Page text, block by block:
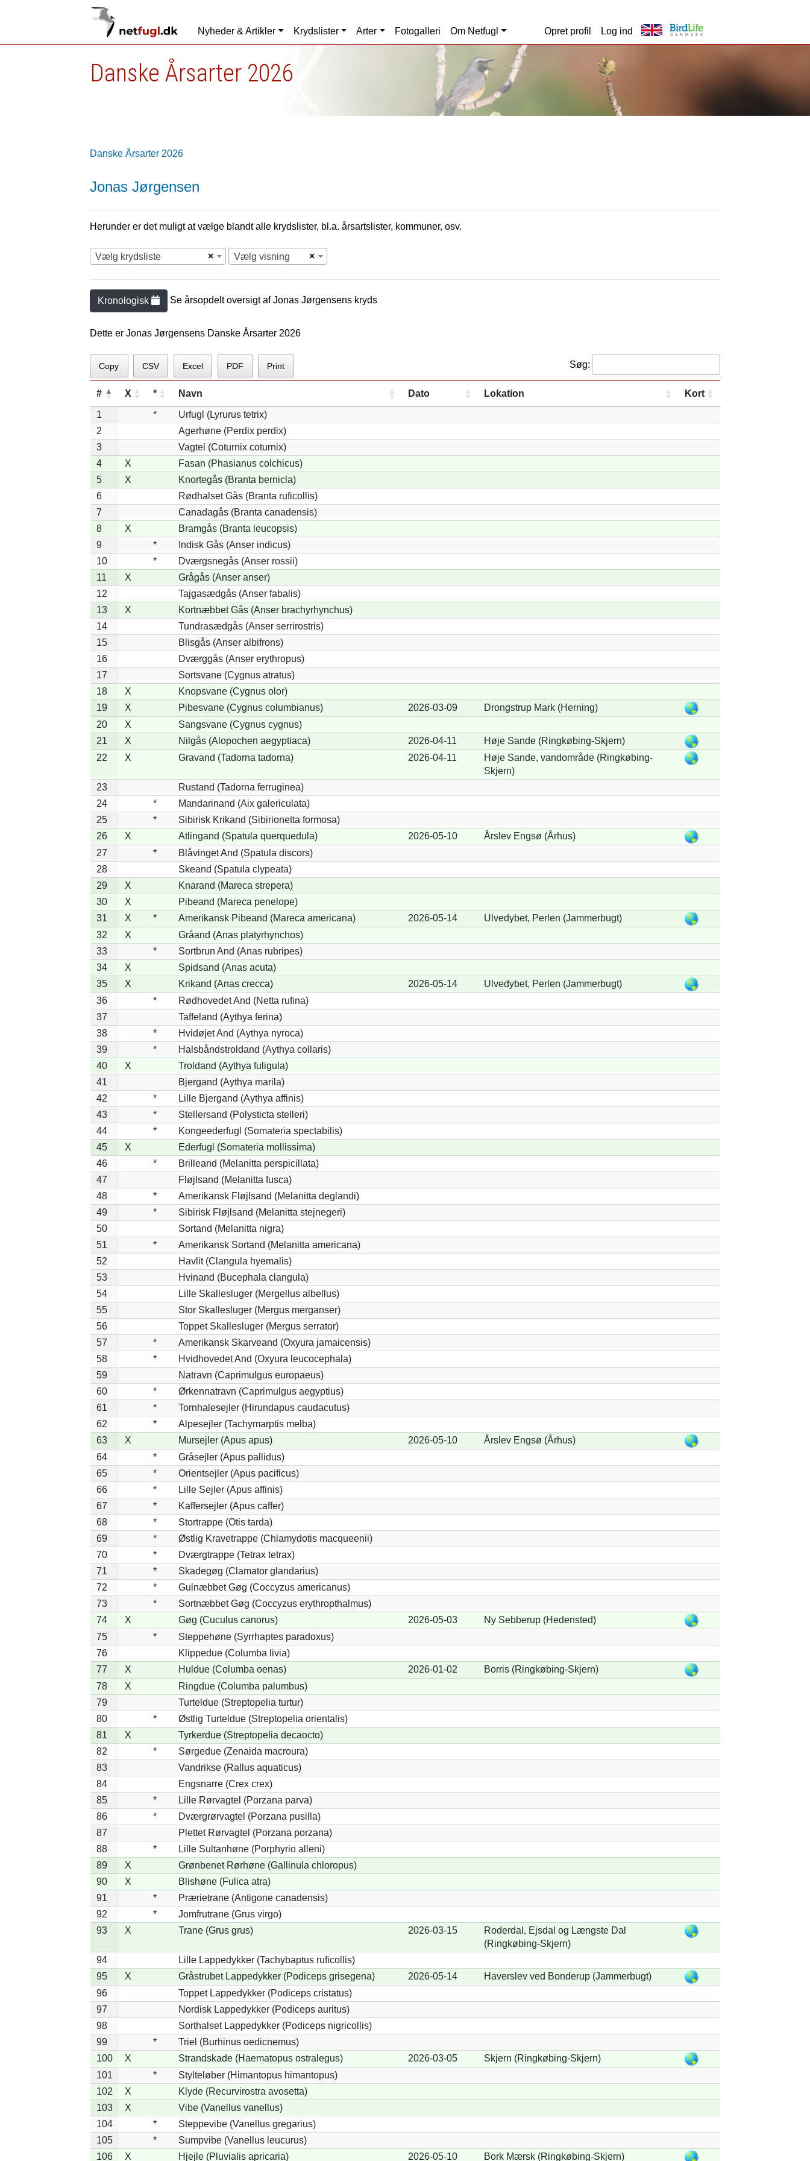
Nyheder & Artikler Krydslister Arter Fotogalleri Om Netfugl Opret profil Log ind
Danske Årsarter 2026
Danske Årsarter 2026
Jonas Jørgensen
Herunder er det muligt at vælge blandt alle krydslister, bl.a. årsartslister, kommuner, osv.
×
Vælg krydsliste ×
Vælg visning
Kronologisk Se årsopdelt oversigt afJonas Jørgensens kryds
Dette er Jonas Jørgensens Danske Årsarter 2026
Copy CSV Excel PDF Print Søg:
# X * Navn Dato Lokation Kort
1 *
Urfugl (Lyrurus tetrix)
2
Agerhøne (Perdix perdix)
3
Vagtel (Coturnix coturnix)
4
X
Fasan (Phasianus colchicus)
5
X
Knortegås (Branta bernicla)
6
Rødhalset Gås (Branta ruficollis)
7
Canadagås (Branta canadensis)
8
X
Bramgås (Branta leucopsis)
9
*
Indisk Gås (Anser indicus)
10
*
Dværgsnegås (Anser rossii)
11
X
Grågås (Anser anser)
12
Tajgasædgås (Anser fabalis)
13
X
Kortnæbbet Gås (Anser brachyrhynchus)
14
Tundrasædgås (Anser serrirostris)
15
Blisgås (Anser albifrons)
16
Dværggås (Anser erythropus)
17
Sortsvane (Cygnus atratus)
18
X
Knopsvane (Cygnus olor)
19
X Pibesvane (Cygnus columbianus) 2026-03-09
Drongstrup Mark (Herning)
20
X
Sangsvane (Cygnus cygnus)
21
X Nilgås (Alopochen aegyptiaca) 2026-04-11
Høje Sande (Ringkøbing-Skjern)
22
X Gravand (Tadorna tadorna) 2026-04-11
Høje Sande, vandområde (Ringkøbing-
Skjern)
23
Rustand (Tadorna ferruginea)
24
*
Mandarinand (Aix galericulata)
25
*
Sibirisk Krikand (Sibirionetta formosa)
26
X Atlingand (Spatula querquedula) 2026-05-10
Årslev Engsø (Århus)
27
*
Blåvinget And (Spatula discors)
28
Skeand (Spatula clypeata)
29
X
Knarand (Mareca strepera)
30
X
Pibeand (Mareca penelope)
31
X * Amerikansk Pibeand (Mareca americana) 2026-05-14
Ulvedybet, Perlen (Jammerbugt)
32
X
Gråand (Anas platyrhynchos)
33
*
Sortbrun And (Anas rubripes)
34
X
Spidsand (Anas acuta)
35
X Krikand (Anas crecca) 2026-05-14
Ulvedybet, Perlen (Jammerbugt)
36
*
Rødhovedet And (Netta rufina)
37
Taffeland (Aythya ferina)
38
*
Hvidøjet And (Aythya nyroca)
39
*
Halsbåndstroldand (Aythya collaris)
40
X
Troldand (Aythya fuligula)
41
Bjergand (Aythya marila)
42
*
Lille Bjergand (Aythya affinis)
43
*
Stellersand (Polysticta stelleri)
44
*
Kongeederfugl (Somateria spectabilis)
45
X
Ederfugl (Somateria mollissima)
46
*
Brilleand (Melanitta perspicillata)
47
Fløjlsand (Melanitta fusca)
48
*
Amerikansk Fløjlsand (Melanitta deglandi)
49
*
Sibirisk Fløjlsand (Melanitta stejnegeri)
50
Sortand (Melanitta nigra)
51
*
Amerikansk Sortand (Melanitta americana)
52
Havlit (Clangula hyemalis)
53
Hvinand (Bucephala clangula)
54
Lille Skallesluger (Mergellus albellus)
55
Stor Skallesluger (Mergus merganser)
56
Toppet Skallesluger (Mergus serrator)
57
*
Amerikansk Skarveand (Oxyura jamaicensis)
58
*
Hvidhovedet And (Oxyura leucocephala)
59
Natravn (Caprimulgus europaeus)
60
*
Ørkennatravn (Caprimulgus aegyptius)
61
*
Tornhalesejler (Hirundapus caudacutus)
62
*
Alpesejler (Tachymarptis melba)
63
X Mursejler (Apus apus) 2026-05-10
Årslev Engsø (Århus)
64
*
Gråsejler (Apus pallidus)
65
*
Orientsejler (Apus pacificus)
66
*
Lille Sejler (Apus affinis)
67
*
Kaffersejler (Apus caffer)
68
*
Stortrappe (Otis tarda)
69
*
Østlig Kravetrappe (Chlamydotis macqueenii)
70
*
Dværgtrappe (Tetrax tetrax)
71
*
Skadegøg (Clamator glandarius)
72
*
Gulnæbbet Gøg (Coccyzus americanus)
73
*
Sortnæbbet Gøg (Coccyzus erythropthalmus)
74
X Gøg (Cuculus canorus) 2026-05-03
Ny Sebberup (Hedensted)
75
*
Steppehøne (Syrrhaptes paradoxus)
76
Klippedue (Columba livia)
77
X Huldue (Columba oenas) 2026-01-02
Borris (Ringkøbing-Skjern)
78
X
Ringdue (Columba palumbus)
79
Turteldue (Streptopelia turtur)
80
*
Østlig Turteldue (Streptopelia orientalis)
81
X
Tyrkerdue (Streptopelia decaocto)
82
*
Sørgedue (Zenaida macroura)
83
Vandrikse (Rallus aquaticus)
84
Engsnarre (Crex crex)
85
*
Lille Rørvagtel (Porzana parva)
86
*
Dværgrørvagtel (Porzana pusilla)
87
Plettet Rørvagtel (Porzana porzana)
88
*
Lille Sultanhøne (Porphyrio alleni)
89
X
Grønbenet Rørhøne (Gallinula chloropus)
90
X
Blishøne (Fulica atra)
91
*
Prærietrane (Antigone canadensis)
92
*
Jomfrutrane (Grus virgo)
93
X Trane (Grus grus) 2026-03-15
Roderdal, Ejsdal og Længste Dal
(Ringkøbing-Skjern)
94
Lille Lappedykker (Tachybaptus ruficollis)
95
X Gråstrubet Lappedykker (Podiceps grisegena) 2026-05-14
Haverslev ved Bonderup (Jammerbugt)
96
Toppet Lappedykker (Podiceps cristatus)
97
Nordisk Lappedykker (Podiceps auritus)
98
Sorthalset Lappedykker (Podiceps nigricollis)
99
*
Triel (Burhinus oedicnemus)
100
X Strandskade (Haematopus ostralegus) 2026-03-05
Skjern (Ringkøbing-Skjern)
101
*
Stylteløber (Himantopus himantopus)
102
X
Klyde (Recurvirostra avosetta)
103
X
Vibe (Vanellus vanellus)
104
*
Steppevibe (Vanellus gregarius)
105
*
Sumpvibe (Vanellus leucurus)
106
X Hjejle (Pluvialis apricaria) 2026-05-10 Bork Mærsk (Ringkøbing-Skjern)